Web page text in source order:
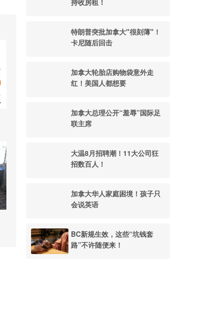
特朗普突批加拿大"很刻薄"！
卡尼随后回击
加拿大轮胎店购物袋意外走
红！美国人都想要
加拿大总理公开“羞辱”国际足
联主席
大温8月招聘潮！11大公司狂
招数百人！
加拿大华人家庭困境！孩子只
会说英语
BC新规生效，这些“坑钱套
路”不许随便来！